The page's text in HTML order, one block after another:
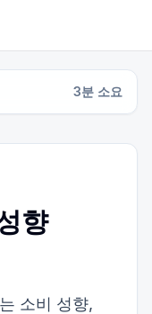
3분 소요
향
소비 성향,